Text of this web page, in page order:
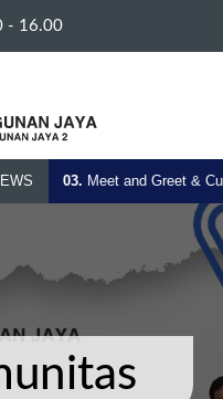
- 16.00
Meet and Greet &